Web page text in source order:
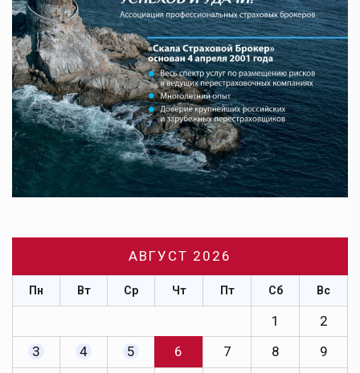
АВГУСТ 2026
Пн Вт Ср Чт Пт Сб Вс
1
2
3
4 5 6 7 8
9